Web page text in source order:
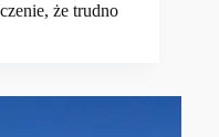
że trudno